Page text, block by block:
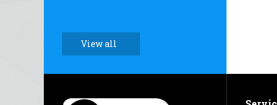
View all